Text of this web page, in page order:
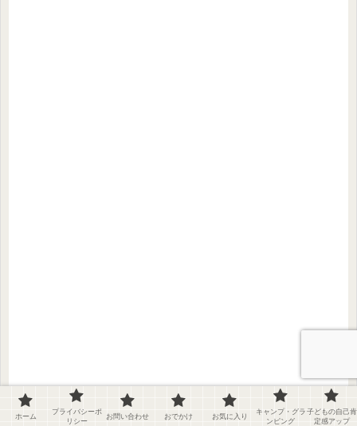
ホーム
プライバシーポ
リシー
お問い合わせ おでかけ お気に入り
キャンプ・グラ
ンピング
子どもの自己肯
定感アップ